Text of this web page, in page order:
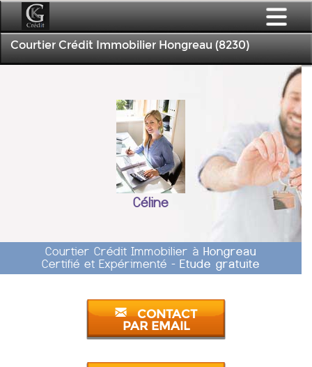
Courtier Crédit Immobilier Hongreau (8230)
Céline
Courtier Crédit Immobilier à Hongreau
Certifié et Expérimenté - Etude gratuite
CONTACT
PAR EMAIL